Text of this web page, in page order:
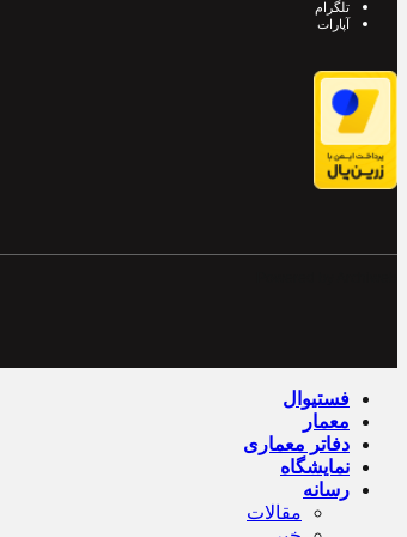
تلگرام
آپارات
فستیوال
معمار
دفاتر معماری
نمایشگاه
رسانه
مقالات